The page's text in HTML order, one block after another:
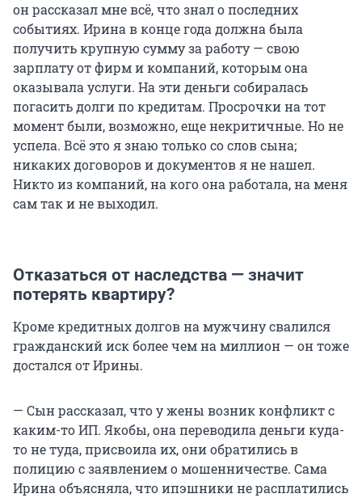
он рассказал мне всё, что знал о последних
событиях. Ирина в конце года должна была
получить крупную сумму за работу — свою
зарплату от фирм и компаний, которым она
оказывала услуги. На эти деньги собиралась
погасить долги по кредитам. Просрочки на тот
момент были, возможно, еще некритичные. Но не
успела. Всё это я знаю только со слов сына;
никаких договоров и документов я не нашел.
Никто из компаний, на кого она работала, на меня
сам так и не выходил.
Отказаться от наследства — значит
потерять квартиру?
Кроме кредитных долгов на мужчину свалился
гражданский иск более чем на миллион — он тоже
достался от Ирины.
— Сын рассказал, что у жены возник конфликт с
каким-то ИП. Якобы, она переводила деньги куда-
то не туда, присвоила их, они обратились в
полицию с заявлением о мошенничестве. Сама
Ирина объясняла, что ипэшники не расплатились